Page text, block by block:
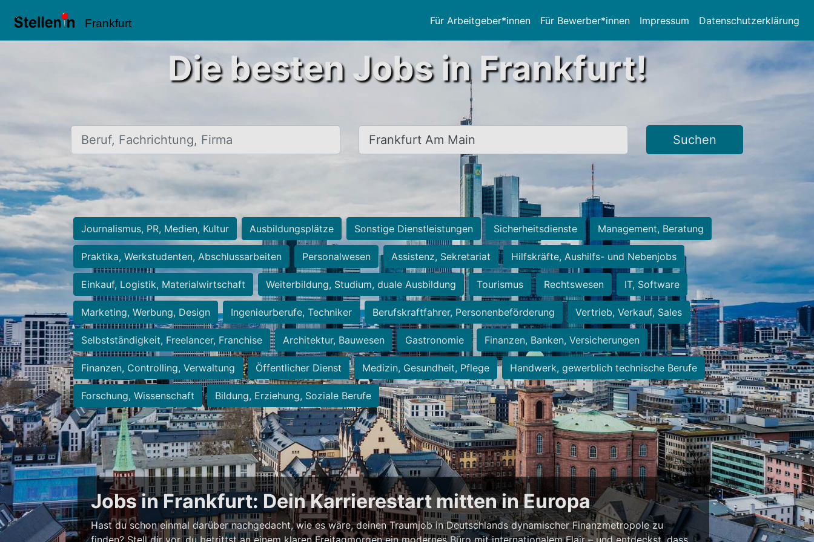
Frankfurt Für Arbeitgeber*innen Für Bewerber*innen Impressum Datenschutzerklärung
Die besten Jobs in Frankfurt!
Beruf, Fachrichtung, Firma Ort, Stadt Suchen
Journalismus, PR, Medien, Kultur Ausbildungsplätze Sonstige Dienstleistungen Sicherheitsdienste Management, Beratung
Praktika, Werkstudenten, Abschlussarbeiten Personalwesen Assistenz, Sekretariat Hilfskräfte, Aushilfs- und Nebenjobs
Einkauf, Logistik, Materialwirtschaft Weiterbildung, Studium, duale Ausbildung Tourismus Rechtswesen IT, Software
Marketing, Werbung, Design Ingenieurberufe, Techniker Berufskraftfahrer, Personenbeförderung Vertrieb, Verkauf, Sales
Selbstständigkeit, Freelancer, Franchise Architektur, Bauwesen Gastronomie Finanzen, Banken, Versicherungen
Finanzen, Controlling, Verwaltung Öffentlicher Dienst Medizin, Gesundheit, Pflege Handwerk, gewerblich technische Berufe
Forschung, Wissenschaft Bildung, Erziehung, Soziale Berufe
Jobs in Frankfurt: Dein Karrierestart mitten in Europa
Hast du schon einmal darüber nachgedacht, wie es wäre, deinen Traumjob in Deutschlands dynamischer Finanzmetropole zu